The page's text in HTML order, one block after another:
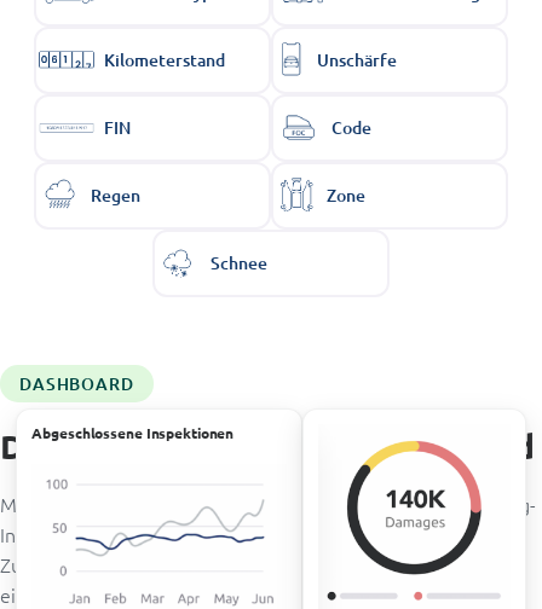
Kilometerstand Unschärfe
FIN Code
Regen Zone
Schnee
DASHBOARD
Dashboards zum Fahrzeugzustand
Mit den Focalx-Dashboards haben Sie Zugriff auf die Fahrzeug-
Inspektionshistorie, einschließlich Schadens- und
Zustandsdaten. Integrieren Sie sie, um sie direkt in Ihren
eigenen Systemen anzuzeigen.
Abgeschlossene Inspektionen